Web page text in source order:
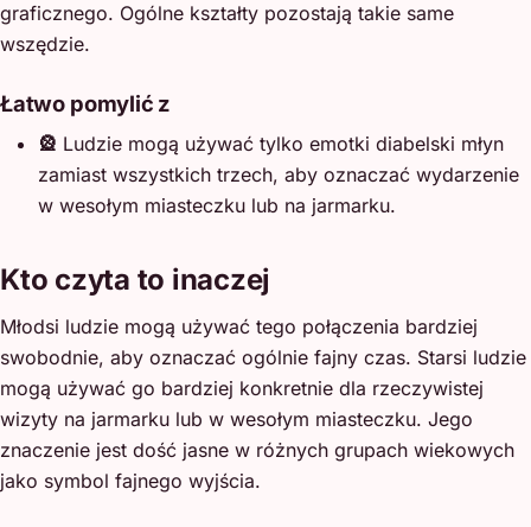
graficznego. Ogólne kształty pozostają takie same
wszędzie.
Łatwo pomylić z
🎡 Ludzie mogą używać tylko emotki diabelski młyn
zamiast wszystkich trzech, aby oznaczać wydarzenie
w wesołym miasteczku lub na jarmarku.
Kto czyta to inaczej
Młodsi ludzie mogą używać tego połączenia bardziej
swobodnie, aby oznaczać ogólnie fajny czas. Starsi ludzie
mogą używać go bardziej konkretnie dla rzeczywistej
wizyty na jarmarku lub w wesołym miasteczku. Jego
znaczenie jest dość jasne w różnych grupach wiekowych
jako symbol fajnego wyjścia.